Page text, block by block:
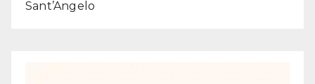
Sant’Angelo